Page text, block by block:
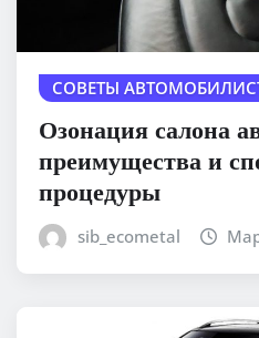
СОВЕТЫ
Озонация салона
преимущества и
процедуры
sib_ecometal